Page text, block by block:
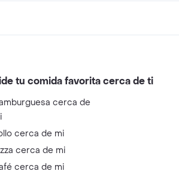
tu comida favorita cerca de ti
cerca de
cerca de mi
cerca de mi
cerca de mi